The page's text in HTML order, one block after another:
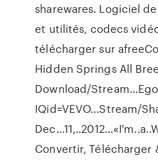
sharewares. Logiciel
et utilités, codecs
télécharger sur
Hidden Springs All
Download/
IQid=VEVO...Stream/
Convertir, Télécharger